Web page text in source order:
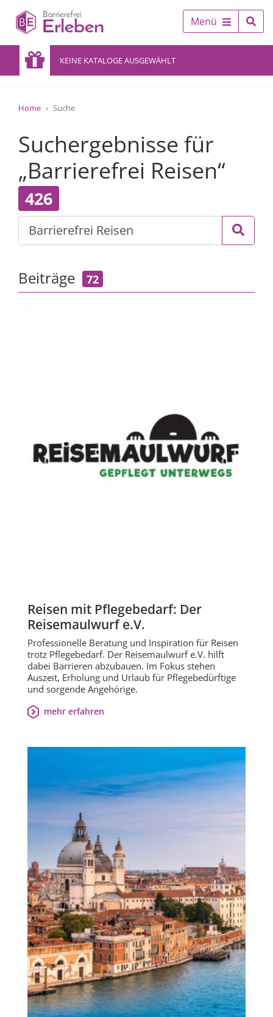
Menü
KEINE KATALOGE AUSGEWÄHLT
Home Suche
Suchergebnisse für
„Barrierefrei Reisen“
426
Beiträge 72
Reisen mit Pflegebedarf: Der
Reisemaulwurf e.V.
Professionelle Beratung und Inspiration für Reisen
trotz Pflegebedarf. Der Reisemaulwurf e.V. hilft
dabei Barrieren abzubauen. Im Fokus stehen
Auszeit, Erholung und Urlaub für Pflegebedürftige
und sorgende Angehörige.
mehr erfahren